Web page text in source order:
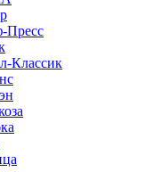
Пресс
Классик